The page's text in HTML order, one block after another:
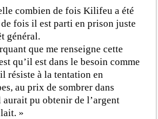
combien de fois Kilifeu a été
fois il est parti en prison juste
général.
que me renseigne cette
qu’il est dans le besoin comme
résiste à la tentation en
au prix de sombrer dans
pu obtenir de l’argent
»